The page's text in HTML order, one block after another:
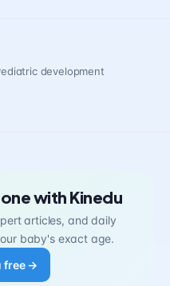
development
with Kinedu
articles, and daily
baby's exact age.
free →